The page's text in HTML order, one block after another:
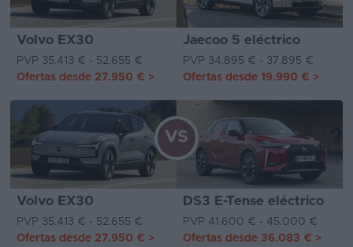
Volvo EX30 Jaecoo 5 eléctrico
PVP 35.413 € - 52.655 €
PVP 34.895 € - 37.895 €
Ofertas desde 27.950 € > Ofertas desde 19.990 € >
Volvo EX30 DS3 E-Tense eléctrico
VS
PVP 35.413 € - 52.655 €
PVP 41.600 € - 45.000 €
Ofertas desde 27.950 € > Ofertas desde 36.083 € >